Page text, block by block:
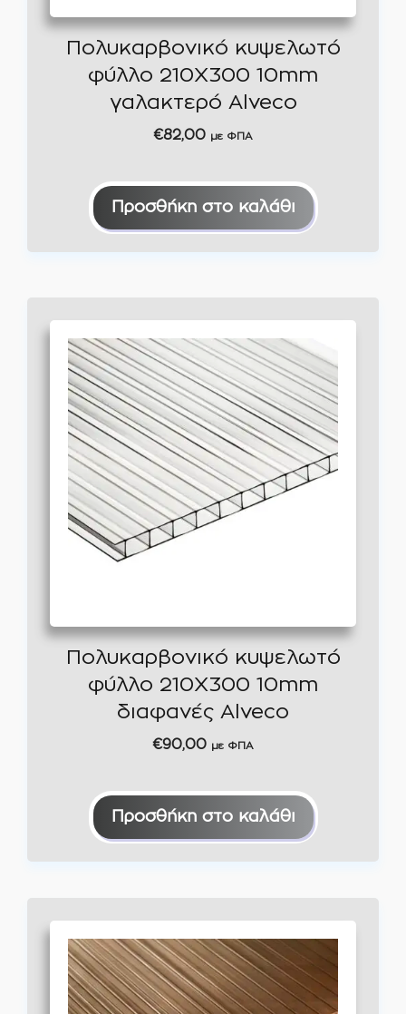
Πολυκαρβονικό κυψελωτό
φύλλο 210Χ300 10mm
γαλακτερό Alveco
€82,00 με ΦΠΑ
Προσθήκη στο καλάθι
Πολυκαρβονικό κυψελωτό
φύλλο 210Χ300 10mm
διαφανές Alveco
€90,00 με ΦΠΑ
Προσθήκη στο καλάθι